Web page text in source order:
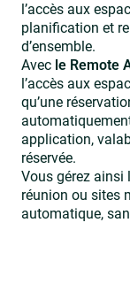
l’accès aux
planification et
d’ensemble.
Avec le Remote
l’accès aux
qu’une
application,
réservée.
Vous gérez ainsi
réunion ou sites
automatique,